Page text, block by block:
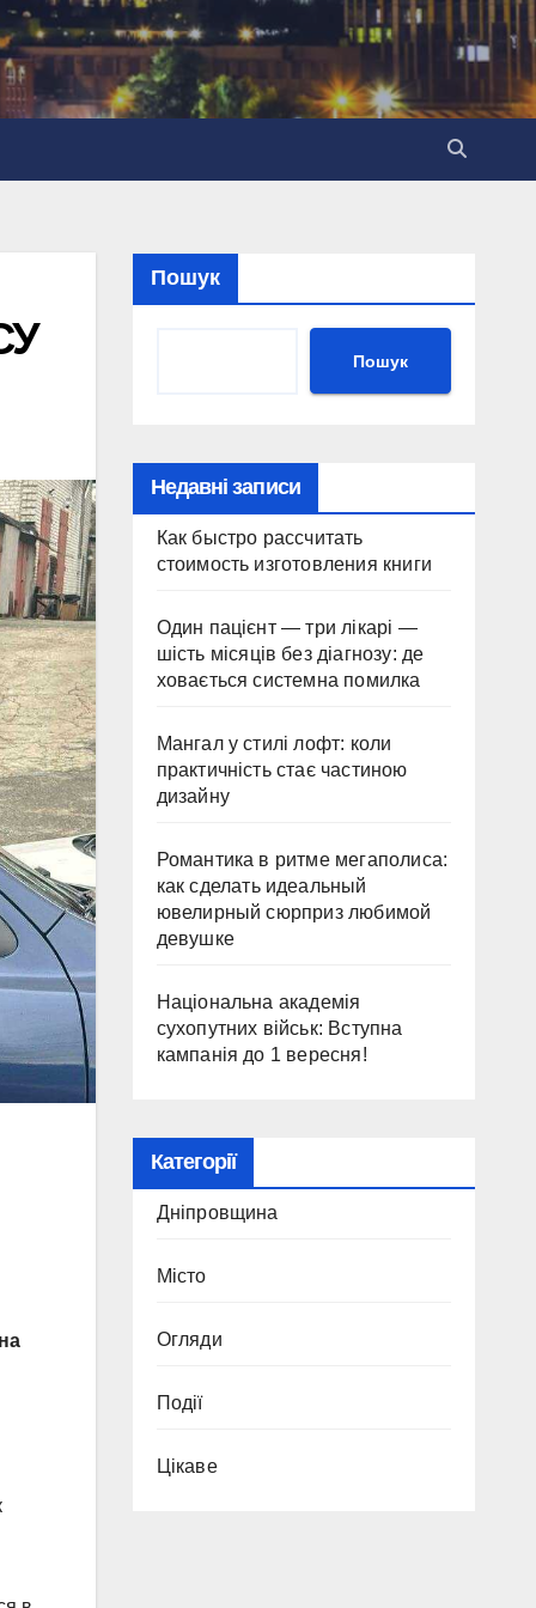
Пошук
Пошук
Недавні записи
Как быстро рассчитать
стоимость изготовления книги
Один пацієнт — три лікарі —
шість місяців без діагнозу: де
ховається системна помилка
Мангал у стилі лофт: коли
практичність стає частиною
дизайну
Романтика в ритме мегаполиса:
как сделать идеальный
ювелирный сюрприз любимой
девушке
Національна академія
сухопутних військ: Вступна
кампанія до 1 вересня!
Категорії
Дніпровщина
Місто
Огляди
Події
Цікаве